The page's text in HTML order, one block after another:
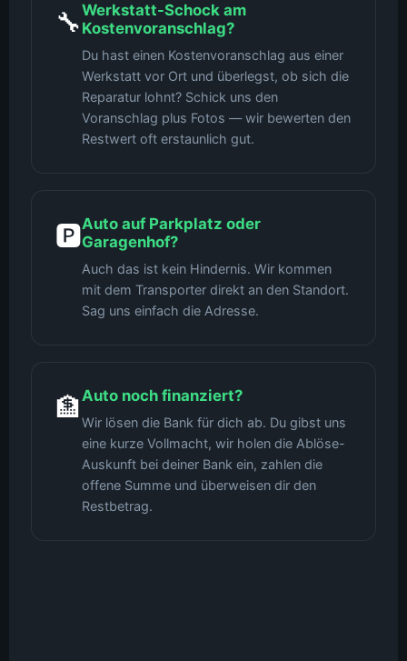
🔧Werkstatt-Schock am
Kostenvoranschlag?
Du hast einen Kostenvoranschlag aus einer
Werkstatt vor Ort und überlegst, ob sich die
Reparatur lohnt? Schick uns den
Voranschlag plus Fotos — wir bewerten den
Restwert oft erstaunlich gut.
🅿️Auto auf Parkplatz oder
Garagenhof?
Auch das ist kein Hindernis. Wir kommen
mit dem Transporter direkt an den Standort.
Sag uns einfach die Adresse.
🏦Auto noch finanziert?
Wir lösen die Bank für dich ab. Du gibst uns
eine kurze Vollmacht, wir holen die Ablöse-
Auskunft bei deiner Bank ein, zahlen die
offene Summe und überweisen dir den
Restbetrag.